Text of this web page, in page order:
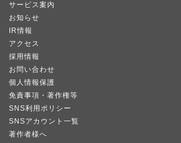
サービス案内
お知らせ
IR情報
アクセス
採用情報
お問い合わせ
個人情報保護
免責事項・著作権等
SNS利用ポリシー
SNSアカウント一覧
著作者様へ